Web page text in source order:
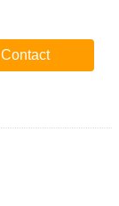
Contact